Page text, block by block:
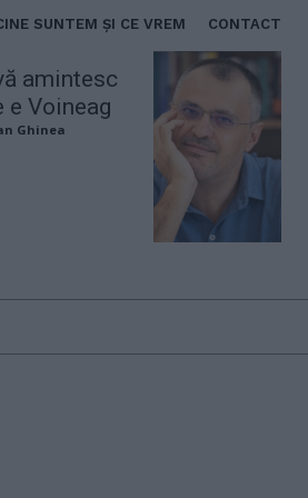
SUNTEM ȘI CE VREM CONTACT
amintesc
e Voineag
Ghinea